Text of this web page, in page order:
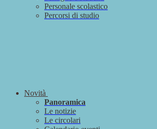
Personale scolastico
Percorsi di studio
Novità
Panoramica
Le notizie
Le circolari